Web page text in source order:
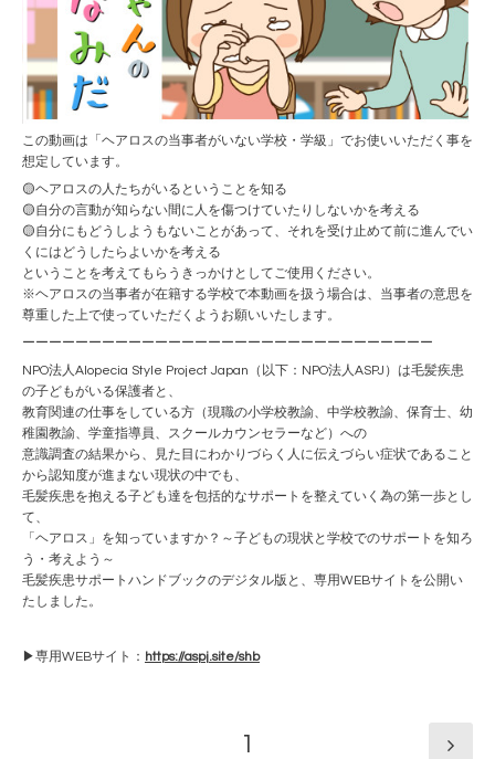
この動画は「ヘアロスの当事者がいない学校・学級」でお使いいただく事を
想定しています。
🟡ヘアロスの人たちがいるということを知る
🟡自分の言動が知らない間に人を傷つけていたりしないかを考える
🟡自分にもどうしようもないことがあって、それを受け止めて前に進んでい
くにはどうしたらよいかを考える
ということを考えてもらうきっかけとしてご使用ください。
※ヘアロスの当事者が在籍する学校で本動画を扱う場合は、当事者の意思を
尊重した上で使っていただくようお願いいたします。
ーーーーーーーーーーーーーーーーーーーーーーーーーーーーーーー
NPO法人Alopecia Style Project Japan（以下：NPO法人ASPJ）は毛髪疾患
の子どもがいる保護者と、
教育関連の仕事をしている方（現職の小学校教諭、中学校教諭、保育士、幼
稚園教諭、学童指導員、スクールカウンセラーなど）への
意識調査の結果から、見た目にわかりづらく人に伝えづらい症状であること
から認知度が進まない現状の中でも、
毛髪疾患を抱える子ども達を包括的なサポートを整えていく為の第一歩とし
て、
「ヘアロス」を知っていますか？～子どもの現状と学校でのサポートを知ろ
う・考えよう～
毛髪疾患サポートハンドブックのデジタル版と、専用WEBサイトを公開い
たしました。
▶専用WEBサイト： https://aspj.site/shb
1